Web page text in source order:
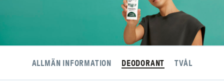
ALLMÄN INFORMATION DEODORANT TVÅL